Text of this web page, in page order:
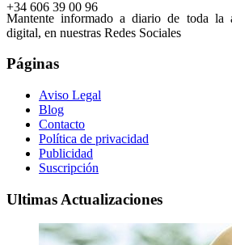
+34 606 39 00 96
Mantente informado a diario de toda la
digital, en nuestras Redes Sociales
Páginas
Aviso Legal
Blog
Contacto
Política de privacidad
Publicidad
Suscripción
Ultimas Actualizaciones